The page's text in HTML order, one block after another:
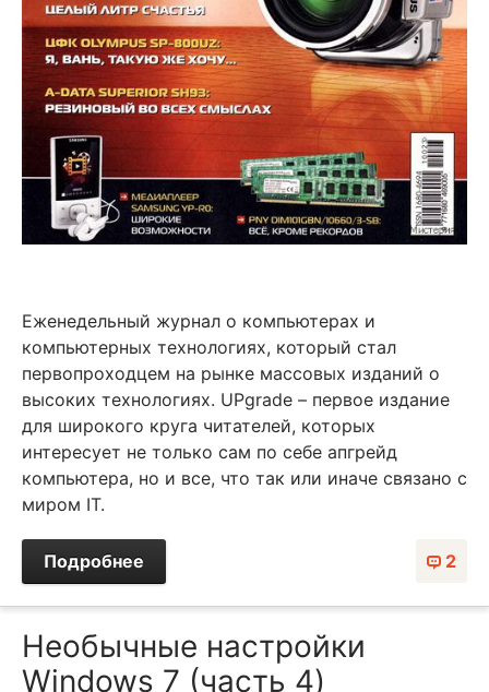
Еженедельный журнал о компьютерах и
компьютерных технологиях, который стал
первопроходцем на рынке массовых изданий о
высоких технологиях. UPgrade – первое издание
для широкого круга читателей, которых
интересует не только сам по себе апгрейд
компьютера, но и все, что так или иначе связано с
миром IT.
2
Подробнее
Необычные настройки
Windows 7 (часть 4)